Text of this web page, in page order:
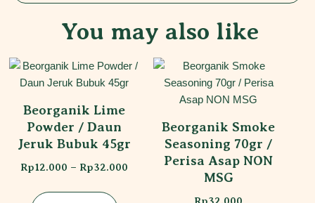
You may also like
Beorganik Lime
Powder / Daun
Jeruk Bubuk 45gr
Rp12.000 – Rp32.000
Beorganik Smoke
Seasoning 70gr /
Perisa Asap NON
MSG